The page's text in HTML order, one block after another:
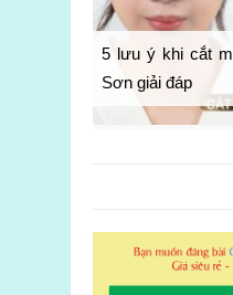
5 lưu ý khi cắt
Sơn giải đáp